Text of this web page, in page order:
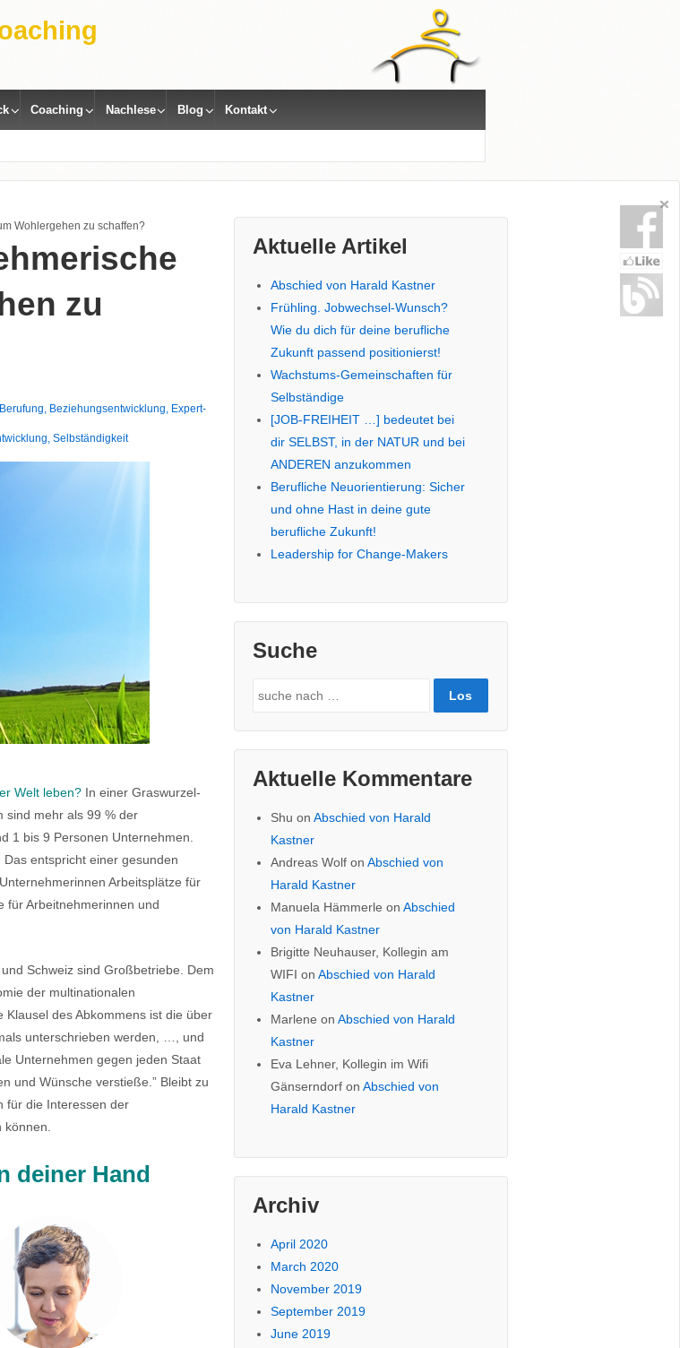
Coaching Nachlese Blog Kontakt
Wohlergehen zu schaffen?
zu
, Beziehungsentwicklung, Expert-
, Selbständigkeit
Welt leben? In einer Graswurzel-
sind mehr als 99 % der
1 bis 9 Personen Unternehmen.
entspricht einer gesunden
Arbeitsplätze für
für Arbeitnehmerinnen und
Schweiz sind Großbetriebe. Dem
der multinationalen
des Abkommens ist die über
unterschrieben werden, …, und
Unternehmen gegen jeden Staat
und Wünsche verstieße.” Bleibt zu
für die Interessen der
deiner Hand
Aktuelle Artikel
Abschied von Harald Kastner
Frühling. Jobwechsel-Wunsch?
Wie du dich für deine berufliche
Zukunft passend positionierst!
Wachstums-Gemeinschaften für
Selbständige
[JOB-FREIHEIT …] bedeutet bei
dir SELBST, in der NATUR und bei
ANDEREN anzukommen
Berufliche Neuorientierung: Sicher
und ohne Hast in deine gute
berufliche Zukunft!
Leadership for Change-Makers
Suche
Search
Aktuelle Kommentare
Shu on Abschied von Harald
Kastner
Andreas Wolfon Abschied von
Harald Kastner
Manuela Hämmerle on Abschied
von Harald Kastner
Brigitte Neuhauser, Kollegin am
WIFI on Abschied von Harald
Kastner
Marlene on Abschied von Harald
Kastner
Eva Lehner, Kollegin im Wifi
Gänserndorfon Abschied von
Harald Kastner
Archiv
April 2020
March 2020
November 2019
September 2019
June 2019